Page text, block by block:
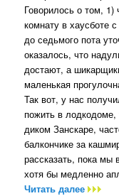
Говорилось о том,
комнату в хаусботе
до седьмого пота
оказалось, что
достают, а
маленькая
Так вот, у нас
пожить в
диком Занскаре,
балкончике за
рассказать, пока мы
хотя бы медленно
Читать далее